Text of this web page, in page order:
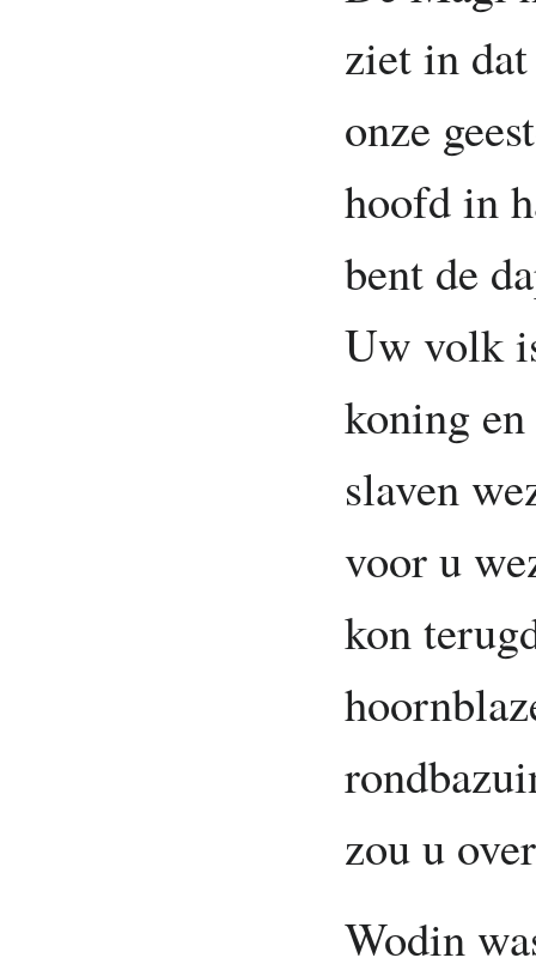
ziet in
onze
hoofd in
bent de
Uw volk
koning
slaven
voor u
kon
zou u
Wodin